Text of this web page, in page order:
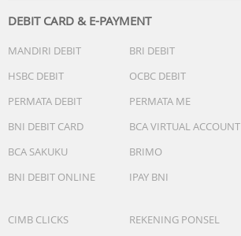
DEBIT CARD & E-PAYMENT
MANDIRI DEBIT BRI DEBIT
HSBC DEBIT
OCBC DEBIT
PERMATA DEBIT
PERMATA ME
BNI DEBIT CARD
BCA VIRTUAL ACCOUNT
BCA SAKUKU
BRIMO
BNI DEBIT ONLINE
IPAY BNI
CIMB CLICKS
REKENING PONSEL